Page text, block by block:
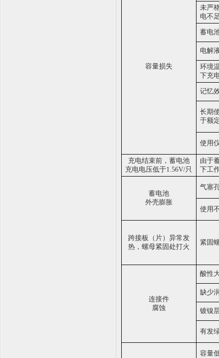
容量损失
未严
电不
蓄电
电解
环境
下充
记忆
长期
于额
使用
充电结束前，蓄电池
充电电压低于1.56V/只
由于
下工
蓄电池
外壳膨胀
气塞
使用
跨接板（片）异常发
热，螺母紧固处打火
紧固
连接件
腐蚀
酸性
缺少
镀镍
有发
容量